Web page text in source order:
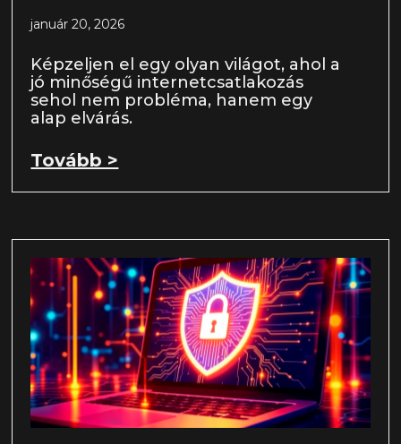
január 20, 2026
Képzeljen el egy olyan világot, ahol a
jó minőségű internetcsatlakozás
sehol nem probléma, hanem egy
alap elvárás.
Tovább >